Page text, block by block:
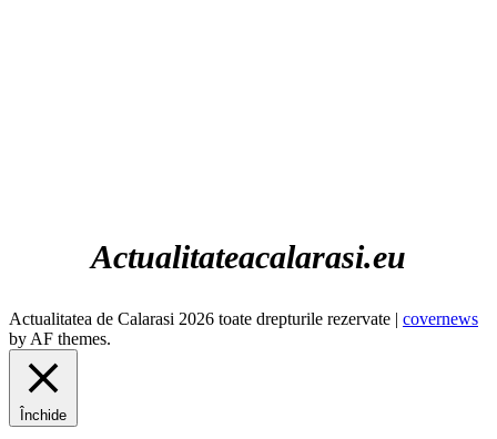
Actualitateacalarasi.eu
Actualitatea de Calarasi 2026 toate drepturile rezervate | covernews
by AF themes.
Închide